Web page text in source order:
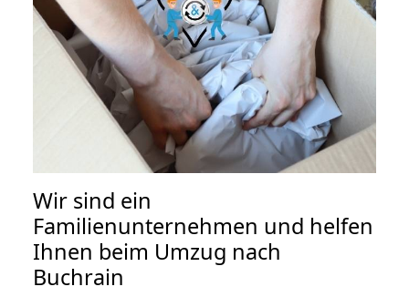
Wir sind ein
Familienunternehmen und helfen
Ihnen beim Umzug nach
Buchrain